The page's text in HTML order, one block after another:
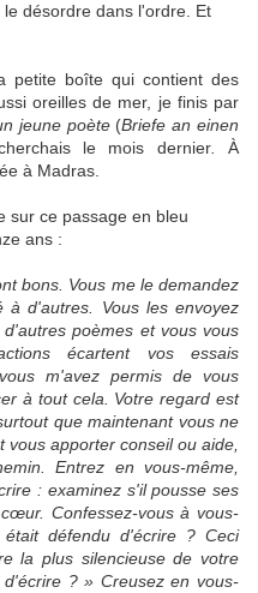
désordre dans l'ordre. Et
petite boîte qui contient des
oreilles de mer, je finis par
jeune poète(Briefe an einen
le mois dernier.
À
à Madras.
sur ce passage en bleu
ans :
bons. Vous me le demandez
à d'autres. Vous les envoyez
poèmes et vous vous
écartent vos essais
m'avez permis de vous
à tout cela. Votre regard est
que maintenant vous ne
apporter conseil ou aide,
Entrez en vous-même,
: examinez s'il pousse ses
Confessez-vous à vous-
défendu d'écrire ? Ceci
la plus silencieuse de votre
? » Creusez en vous-